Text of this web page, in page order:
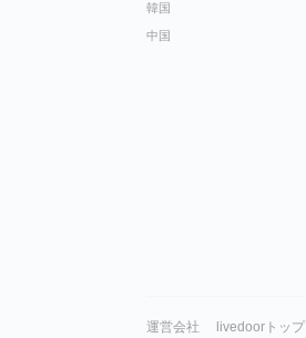
韓国
中国
運営会社 livedoorトップ